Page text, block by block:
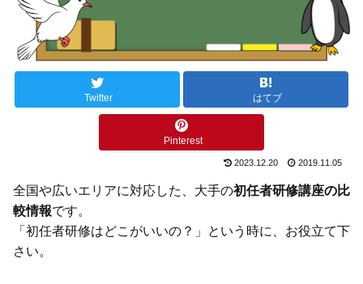
Twitter はてブ
Pinterest
2023.12.20 2019.11.05
全国や広いエリアに対応した、大手の初任者研修講座の比
較情報です。
「初任者研修はどこがいいの？」という時に、お役立て下
さい。